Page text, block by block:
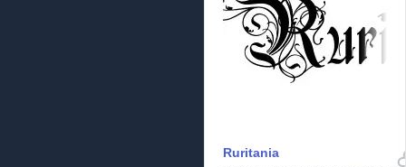
Ruritania